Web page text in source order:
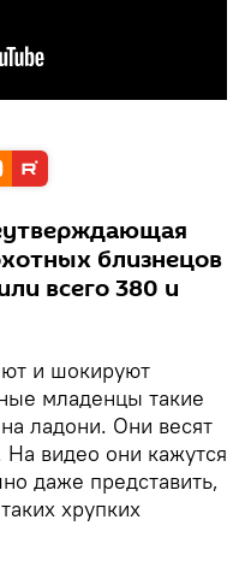
близнецов
всего 380 и
и шокируют
младенцы такие
ладони. Они весят
видео они кажутся
даже представить,
хрупких